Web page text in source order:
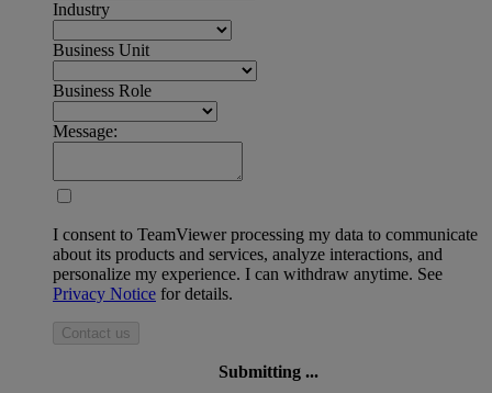
Industry
Business Unit
Business Role
Message:
I consent to TeamViewer processing my data to communicate
about its products and services, analyze interactions, and
personalize my experience. I can withdraw anytime. See
Privacy Notice for details.
Contact us
Submitting ...